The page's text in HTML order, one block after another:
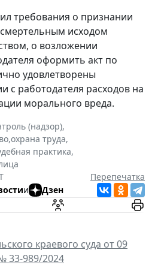
требования о признании
смертельным исходом
о возложении
оформить акт по
удовлетворены
с работодателя расходов на
морального вреда.
(надзор),
,охрана труда,
практика,
Перепечатка
и Дзен
краевого суда от 09
33-989/2024